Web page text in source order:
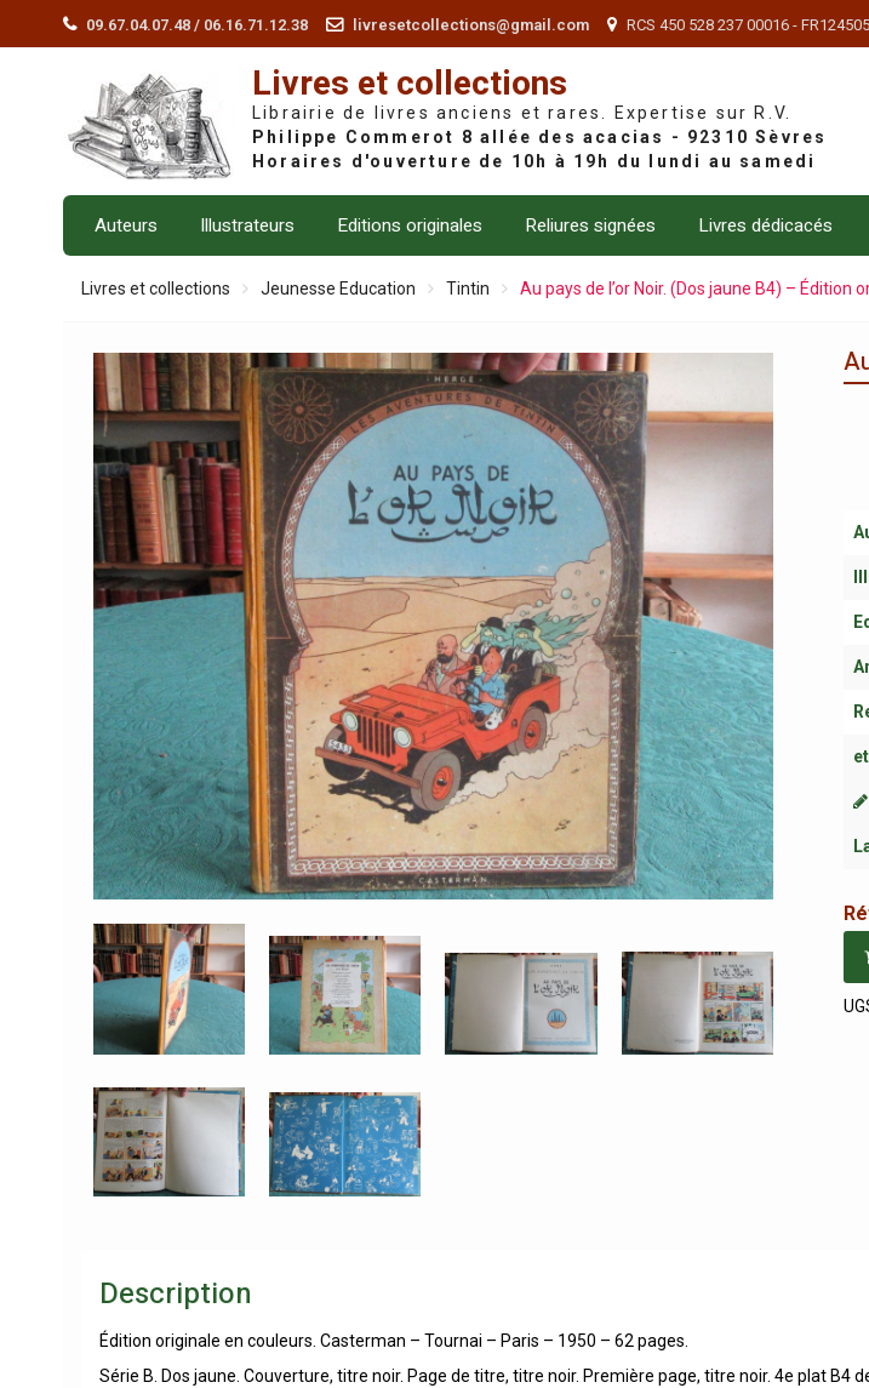
09.67.04.07.48 / 06.16.71.12.38 livresetcollections@gmail.com RCS 450 528 237 00016 -
Livres et collections
Librairie de livres anciens et rares. Expertise sur R.V.
Auteurs Illustrateurs Editions originales Reliures signées Livres dédicacés
Livres et collections Jeunesse Education Tintin Au pays de l’or Noir. (Dos jaune B4) – Édition
Description
Édition originale en couleurs. Casterman – Tournai – Paris – 1950 – 62 pages.
Série B. Dos jaune. Couverture, titre noir. Page de titre, titre noir. Première page, titre noir. 4e plat B4